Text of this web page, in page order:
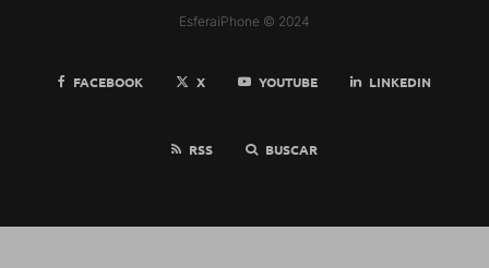
EsferaiPhone © 2024
FACEBOOK X YOUTUBE LINKEDIN
RSS BUSCAR